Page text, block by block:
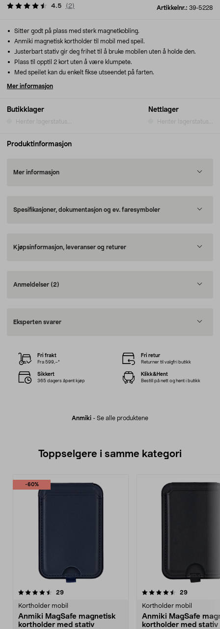
Artikkelnr.: 39-5228
4.5 ( 2)
Butikklager
Henter lagerstatus...
Nettlager
Henter lagerstatus...
Sitter godt på plass med sterk magnetkobling.
Anmiki magnetisk kortholder til mobil med speil.
Justerbart stativ gir deg frihet til å bruke mobilen uten å holde den.
Plass til opptil 2 kort uten å være klumpete.
Med speilet kan du enkelt fikse utseendet på farten.
Mer informasjon
Produktinformasjon
Mer informasjon
Spesifikasjoner, dokumentasjon og ev. faresymboler
Kjøpsinformasjon, leveranser og returer
Anmeldelser (2)
Eksperten svarer
Anmiki - Se alle produktene
Fri frakt
Fra 599,–*
Fri retur
Returner til valgfri butikk
Sikkert
365 dagers åpent kjøp
Klikk&Hent
Bestill på nett og hent i butikk
Toppselgere i samme kategori
-60%
29anmeldelser
Kortholder mobil
Anmiki MagSafe magnetisk
kortholder med stativ
4.5 av 5 stjerner 29
Kortholder mobil
Anmiki MagSafe
kortholder med stativ
4.5 av 5 stjerner